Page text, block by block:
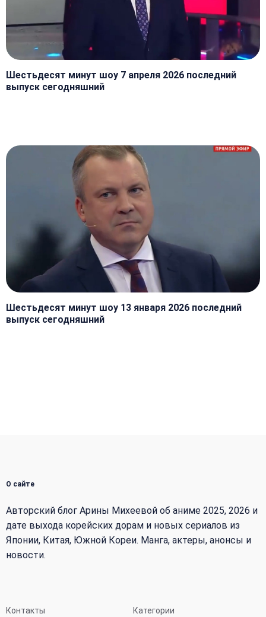
Шестьдесят минут шоу 7 апреля 2026 последний
выпуск сегодняшний
Шестьдесят минут шоу 13 января 2026 последний
выпуск сегодняшний
О сайте
Авторский блог Арины Михеевой об аниме 2025, 2026 и
дате выхода корейских дорам и новых сериалов из
Японии, Китая, Южной Кореи. Манга, актеры, анонсы и
новости.
Контакты Категории